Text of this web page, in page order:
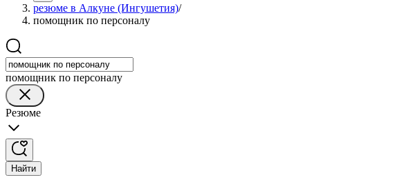
резюме в Алкуне (Ингушетия)/
помощник по персоналу
помощник по персоналу
Резюме
Найти